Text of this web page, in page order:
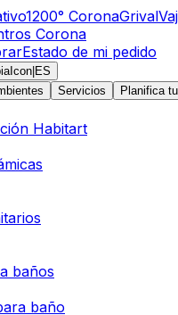
1200° CoronaGrival
Corona
Estado de mi pedido
ES
Servicios Planifica
Habitart
baños
baño